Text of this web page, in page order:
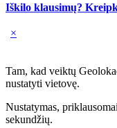
Iškilo klausimų?
×
Tam, kad veiktų
nustatyti vietovę.
Nustatymas,
sekundžių.